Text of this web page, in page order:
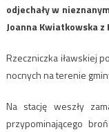
odjechały w
Joanna Kwiatkowska
Rzeczniczka iławskiej
nocnych na terenie
Na stację weszły
przypominającego